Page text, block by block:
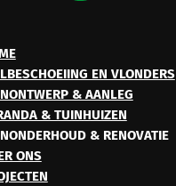
EN VLONDERS
& AANLEG
& TUINHUIZEN
& RENOVATIE
ONS